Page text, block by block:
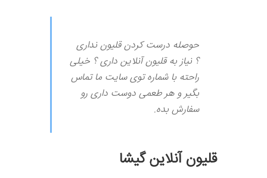
حوصله درست کردن قلیون نداری
؟ نیاز به قلیون آنلاین داری ؟ خیلی
راحته با شماره توی سایت ما تماس
بگیر و هر طعمی دوست داری رو
سفارش بده.
قلیون آنلاین گیشا